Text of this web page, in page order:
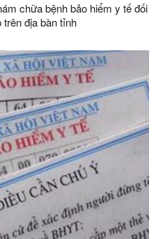
chữa bệnh bảo hiểm y tế đối
địa bàn tỉnh